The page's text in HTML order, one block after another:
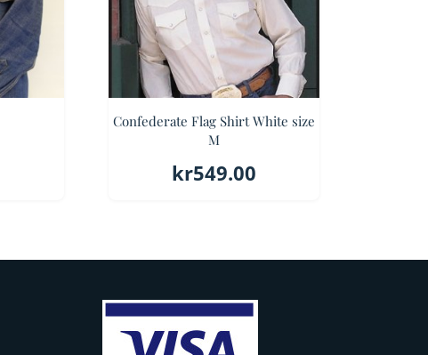
Confederate Flag Shirt White size
M
kr549.00